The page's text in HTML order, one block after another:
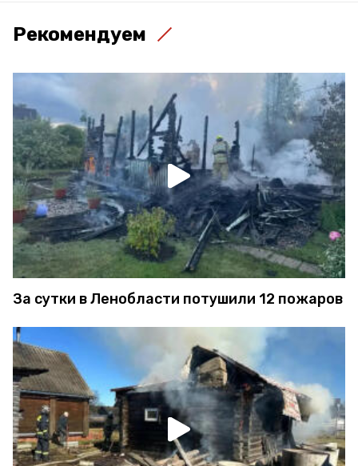
Рекомендуем
За сутки в Ленобласти потушили 12 пожаров